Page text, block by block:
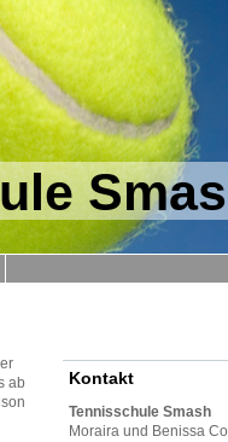
ab
Kontakt
Tennisschule Smash
Moraira und Benissa